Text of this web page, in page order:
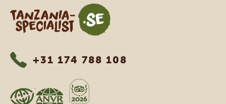
Tanzania Specialist
+31 174 788 108